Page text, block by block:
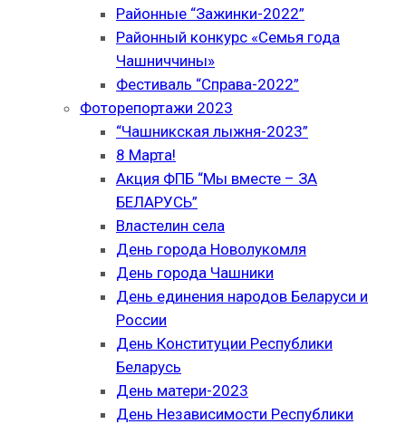
Районные “Зажинки-2022”
Районный конкурс «Семья года
Чашниччины»
Фестиваль “Справа-2022”
Фоторепортажи 2023
“Чашникская лыжня-2023”
8 Марта!
Акция ФПБ “Мы вместе – ЗА
БЕЛАРУСЬ”
Властелин села
День города Новолукомля
День города Чашники
День единения народов Беларуси и
России
День Конституции Республики
Беларусь
День матери-2023
День Независимости Республики